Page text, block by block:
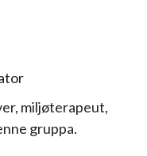
miljøterapeut,
gruppa.